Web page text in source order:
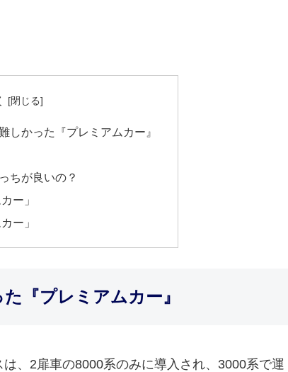
しかった『プレミアムカー』
ちが良いの？
ー」
ー」
『プレミアムカー』
、2扉車の8000系のみに導入され、3000系で運